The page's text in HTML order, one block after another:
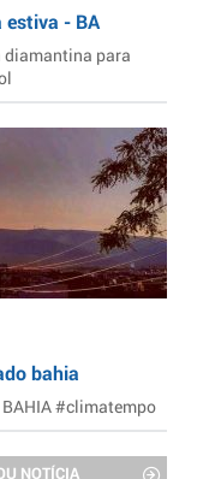
estiva - BA
diamantina para
bahia
#climatempo
NOTÍCIA